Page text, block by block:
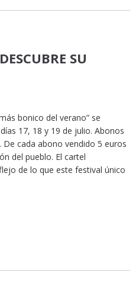
SU
bonico del verano” se
17, 18 y 19 de julio. Abonos
cada abono vendido 5 euros
del pueblo. El cartel
de lo que este festival único